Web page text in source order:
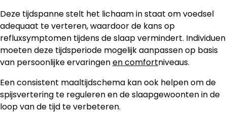
Deze tijdspanne stelt het lichaam in staat om voedsel
adequaat te verteren, waardoor de kans op
refluxsymptomen tijdens de slaap vermindert. Individuen
moeten deze tijdsperiode mogelijk aanpassen op basis
van persoonlijke ervaringenen comfortniveaus.
Een consistent maaltijdschema kan ook helpen om de
spijsvertering te reguleren en de slaapgewoonten in de
loop van de tijd te verbeteren.